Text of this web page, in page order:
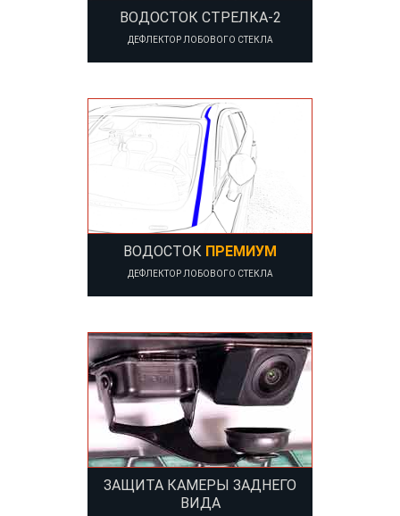
ВОДОСТОК СТРЕЛКА-2
ДЕФЛЕКТОР ЛОБОВОГО СТЕКЛА
ВОДОСТОК ПРЕМИУМ
ДЕФЛЕКТОР ЛОБОВОГО СТЕКЛА
ЗАЩИТА КАМЕРЫ ЗАДНЕГО
ВИДА